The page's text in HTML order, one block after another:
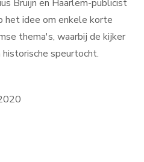
Bruijn en Haarlem-publicist
het idee om enkele korte
thema's, waarbij de kijker
speurtocht.